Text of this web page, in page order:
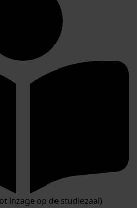
inzage op de studiezaal)